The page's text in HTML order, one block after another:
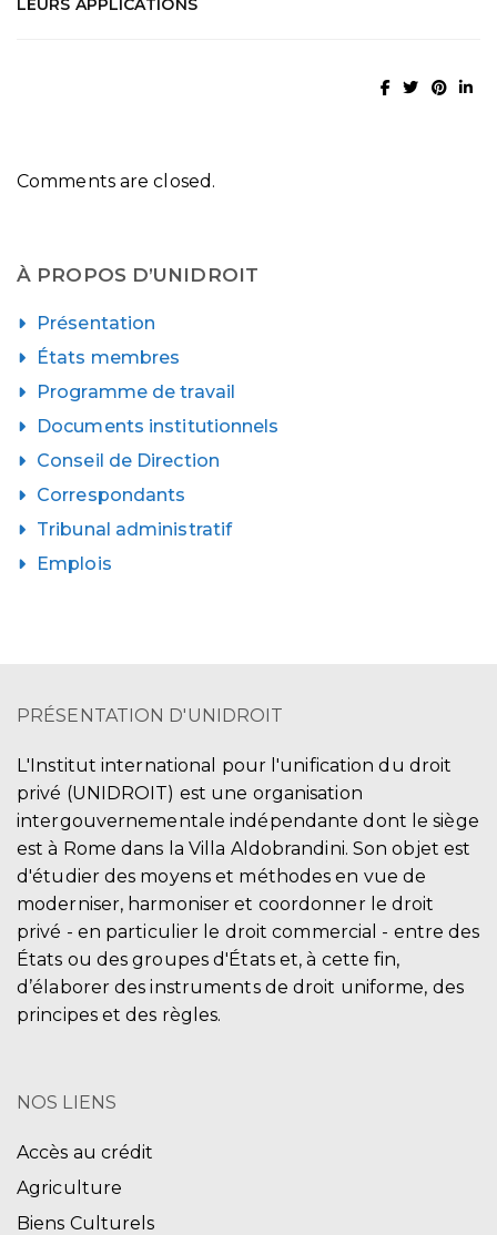
LEURS APPLICATIONS
Comments are closed.
À PROPOS D’UNIDROIT
Présentation
États membres
Programme de travail
Documents institutionnels
Conseil de Direction
Correspondants
Tribunal administratif
Emplois
PRÉSENTATION D'UNIDROIT
L'Institut international pour l'unification du droit
privé (UNIDROIT) est une organisation
intergouvernementale indépendante dont le siège
est à Rome dans la Villa Aldobrandini. Son objet est
d'étudier des moyens et méthodes en vue de
moderniser, harmoniser et coordonner le droit
privé - en particulier le droit commercial - entre des
États ou des groupes d'États et, à cette fin,
d’élaborer des instruments de droit uniforme, des
principes et des règles.
NOS LIENS
Accès au crédit
Agriculture
Biens Culturels